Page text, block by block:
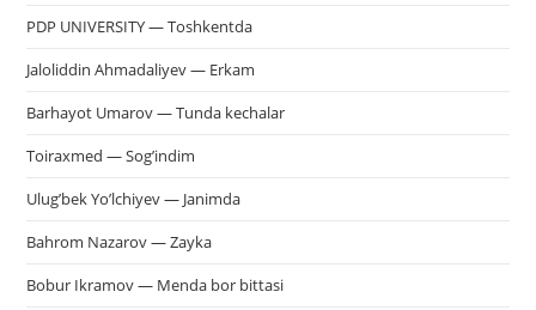
PDP UNIVERSITY — Toshkentda
Jaloliddin Ahmadaliyev — Erkam
Barhayot Umarov — Tunda kechalar
Toiraxmed — Sog’indim
Ulug’bek Yo’lchiyev — Janimda
Bahrom Nazarov — Zayka
Bobur Ikramov — Menda bor bittasi